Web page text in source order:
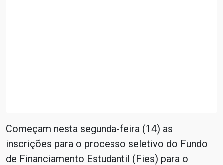
Começam nesta segunda-feira (14) as
inscrições para o processo seletivo do Fundo
de Financiamento Estudantil (Fies) para o